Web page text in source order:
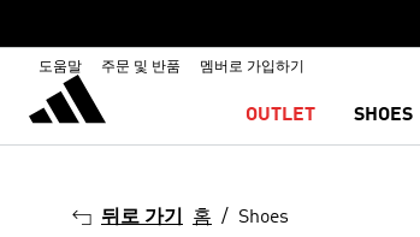
도움말 주문 및 반품 멤버로 가입하기
OUTLET SHOES
뒤로 가기 홈 Shoes